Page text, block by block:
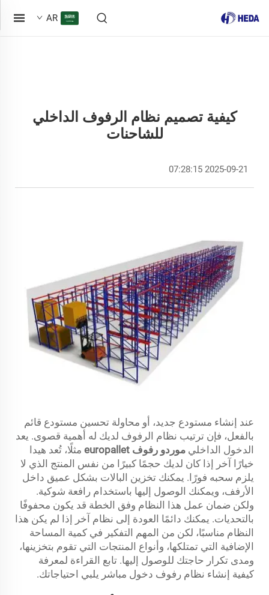
AR
كيفية تصميم نظام الرفوف الداخلي
للشاحنات
2025-09-21 07:28:15
عند إنشاء مستودع جديد، أو محاولة تحسين مستودع قائم
بالفعل، فإن ترتيب نظام الرفوف لديك له أهمية قصوى. يعد
الدخول الداخلي موردو رفوف europallet
مثلًا، تُعد هيدا
خيارًا آخر إذا كان لديك حجمًا كبيرًا من نفس المنتج الذي لا
يلزم سحبه فورًا. يمكنك تخزين البالات بشكل عميق داخل
الأرفف، ويمكنك الوصول إليها باستخدام رافعة شوكية.
ولكن ضمان عمل هذا النظام وفق الخطة قد يكون محفوفًا
بالتحديات. يمكنك دائمًا العودة إلى نظام آخر إذا لم يكن هذا
النظام مناسبًا، لكن من المهم التفكير في كمية المساحة
الإضافية التي تمتلكها، وأنواع المنتجات التي تقوم بتخزينها،
ومدى تكرار حاجتك للوصول إليها. تابع القراءة لمعرفة
كيفية إنشاء نظام رفوف دخول مباشر يلبي احتياجاتك.